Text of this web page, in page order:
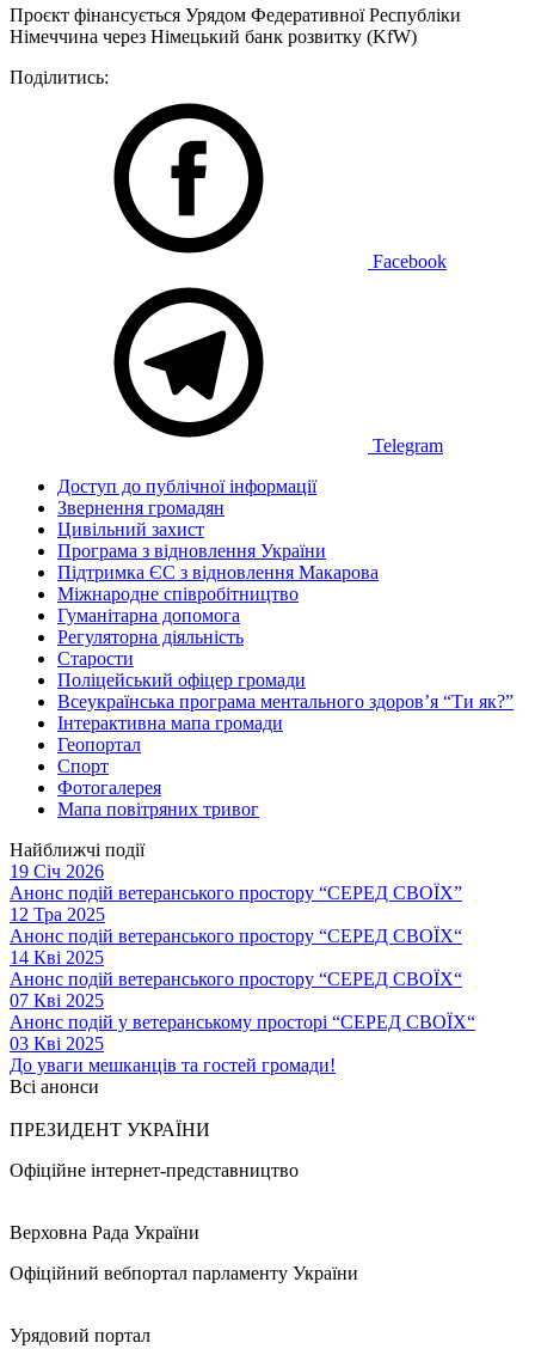
Проєкт фінансується Урядом Федеративної Республіки
Німеччина через Німецький банк розвитку (KfW)
Поділитись:
Facebook
Telegram
Доступ до публічної інформації
Звернення громадян
Цивільний захист
Програма з відновлення України
Підтримка ЄС з відновлення Макарова
Міжнародне співробітництво
Гуманітарна допомога
Регуляторна діяльність
Старости
Поліцейський офіцер громади
Всеукраїнська програма ментального здоров’я “Ти як?”
Інтерактивна мапа громади
Геопортал
Спорт
Фотогалерея
Мапа повітряних тривог
Найближчі події
19 Січ 2026
Анонс подій ветеранського простору “СЕРЕД СВОЇХ”
12 Тра 2025
Анонс подій ветеранського простору “СЕРЕД СВОЇХ“
14 Кві 2025
Анонс подій ветеранського простору “СЕРЕД СВОЇХ“
07 Кві 2025
Анонс подій у ветеранському просторі “СЕРЕД СВОЇХ“
03 Кві 2025
До уваги мешканців та гостей громади!
Всі анонси
ПРЕЗИДЕНТ УКРАЇНИ
Офіційне інтернет-представництво
Верховна Рада України
Офіційний вебпортал парламенту України
Урядовий портал